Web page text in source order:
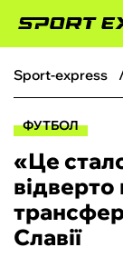
ФУТБОЛ
БОКС
ХОКЕЙ
sport-express
ФУТБОЛ
«‎Це
відверто
Славії